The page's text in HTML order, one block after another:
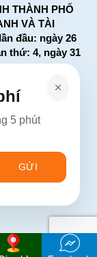
THÀNH PHỐ
VÀ TÀI
đầu: ngày 26
thứ: 4, ngày 31
TP. Hồ Chí
5 phút